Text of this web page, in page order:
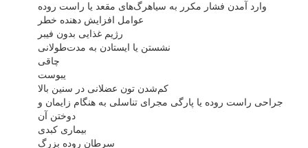
عوامل‌ افزایش‌ دهنده‌ خطر
رژیم‌ غذایی‌ بدون‌ فیبر
کم‌شدن‌ تون‌ عضلانی‌ در سنین‌ بالا
جراحی‌ راست‌ روده‌ یا پارگی‌ مجرای‌ تناسلی‌ به‌ هنگام‌ زایمان‌ و